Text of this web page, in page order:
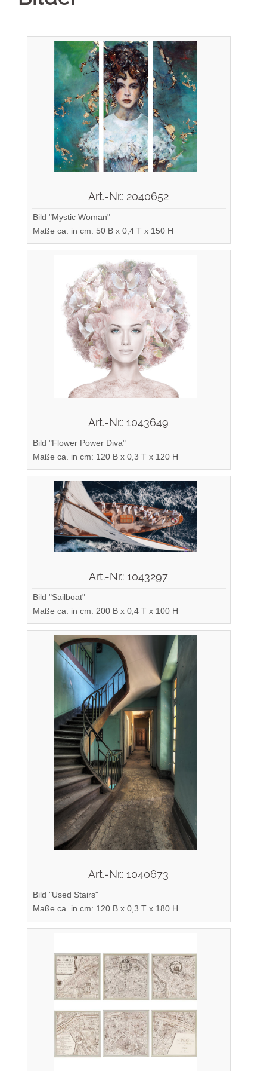
Art.-Nr.: 2040652
Bild "Mystic Woman"
Maße ca. in cm: 50 B x 0,4 T x 150 H
Art.-Nr.: 1043649
Bild "Flower Power Diva"
Maße ca. in cm: 120 B x 0,3 T x 120 H
Art.-Nr.: 1043297
Bild "Sailboat"
Maße ca. in cm: 200 B x 0,4 T x 100 H
Art.-Nr.: 1040673
Bild "Used Stairs"
Maße ca. in cm: 120 B x 0,3 T x 180 H